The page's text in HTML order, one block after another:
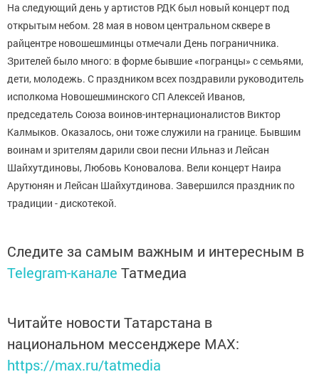
На следующий день у артистов РДК был новый концерт под
открытым небом. 28 мая в новом центральном сквере в
райцентре новошешминцы отмечали День пограничника.
Зрителей было много: в форме бывшие «погранцы» с семьями,
дети, молодежь. С праздником всех поздравили руководитель
исполкома Новошешминского СП Алексей Иванов,
председатель Союза воинов-интернационалистов Виктор
Калмыков. Оказалось, они тоже служили на границе. Бывшим
воинам и зрителям дарили свои песни Ильназ и Лейсан
Шайхутдиновы, Любовь Коновалова. Вели концерт Наира
Арутюнян и Лейсан Шайхутдинова. Завершился праздник по
традиции - дискотекой.
Следите за самым важным и интересным в
Telegram-канале Татмедиа
Читайте новости Татарстана в
национальном мессенджере MАХ:
https://max.ru/tatmedia